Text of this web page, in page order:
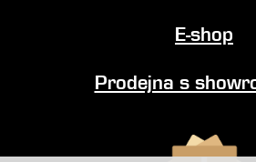
E-shop
Prodejna s